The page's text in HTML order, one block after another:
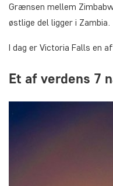
Grænsen mellem
østlige del ligger i Zambia.
I dag er Victoria Falls en
Et af verdens 7